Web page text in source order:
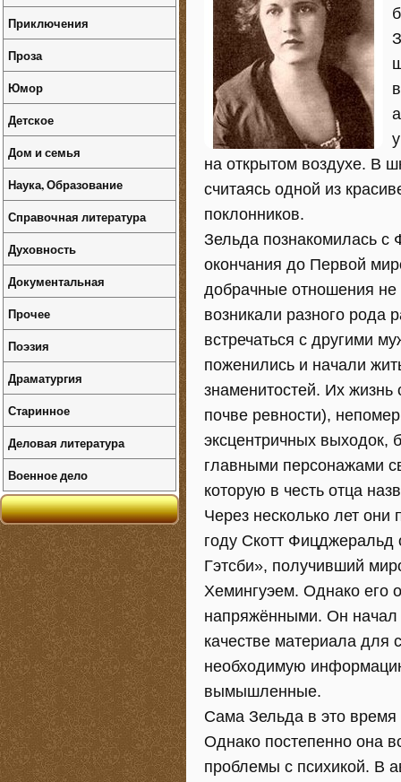
на открытом воздухе. В
считаясь одной из
поклонников.
Зельда познакомилась
окончания до Первой
добрачные отношения не
возникали разного рода
встречаться с другими
поженились и начали
знаменитостей. Их жизнь
почве ревности),
эксцентричных выходок,
главными персонажами
которую в честь отца
Через несколько лет
году Скотт Фицджеральд
Гэтсби», получивший
Хемингуэем. Однако его
напряжёнными. Он начал
качестве материала для
необходимую
вымышленные.
Сама Зельда в это время
Однако постепенно она
проблемы с психикой. В
Приключения
Проза
Юмор
Детское
Дом и семья
Наука, Образование
Справочная литература
Духовность
Документальная
Прочее
Поэзия
Драматургия
Старинное
Деловая литература
Военное дело